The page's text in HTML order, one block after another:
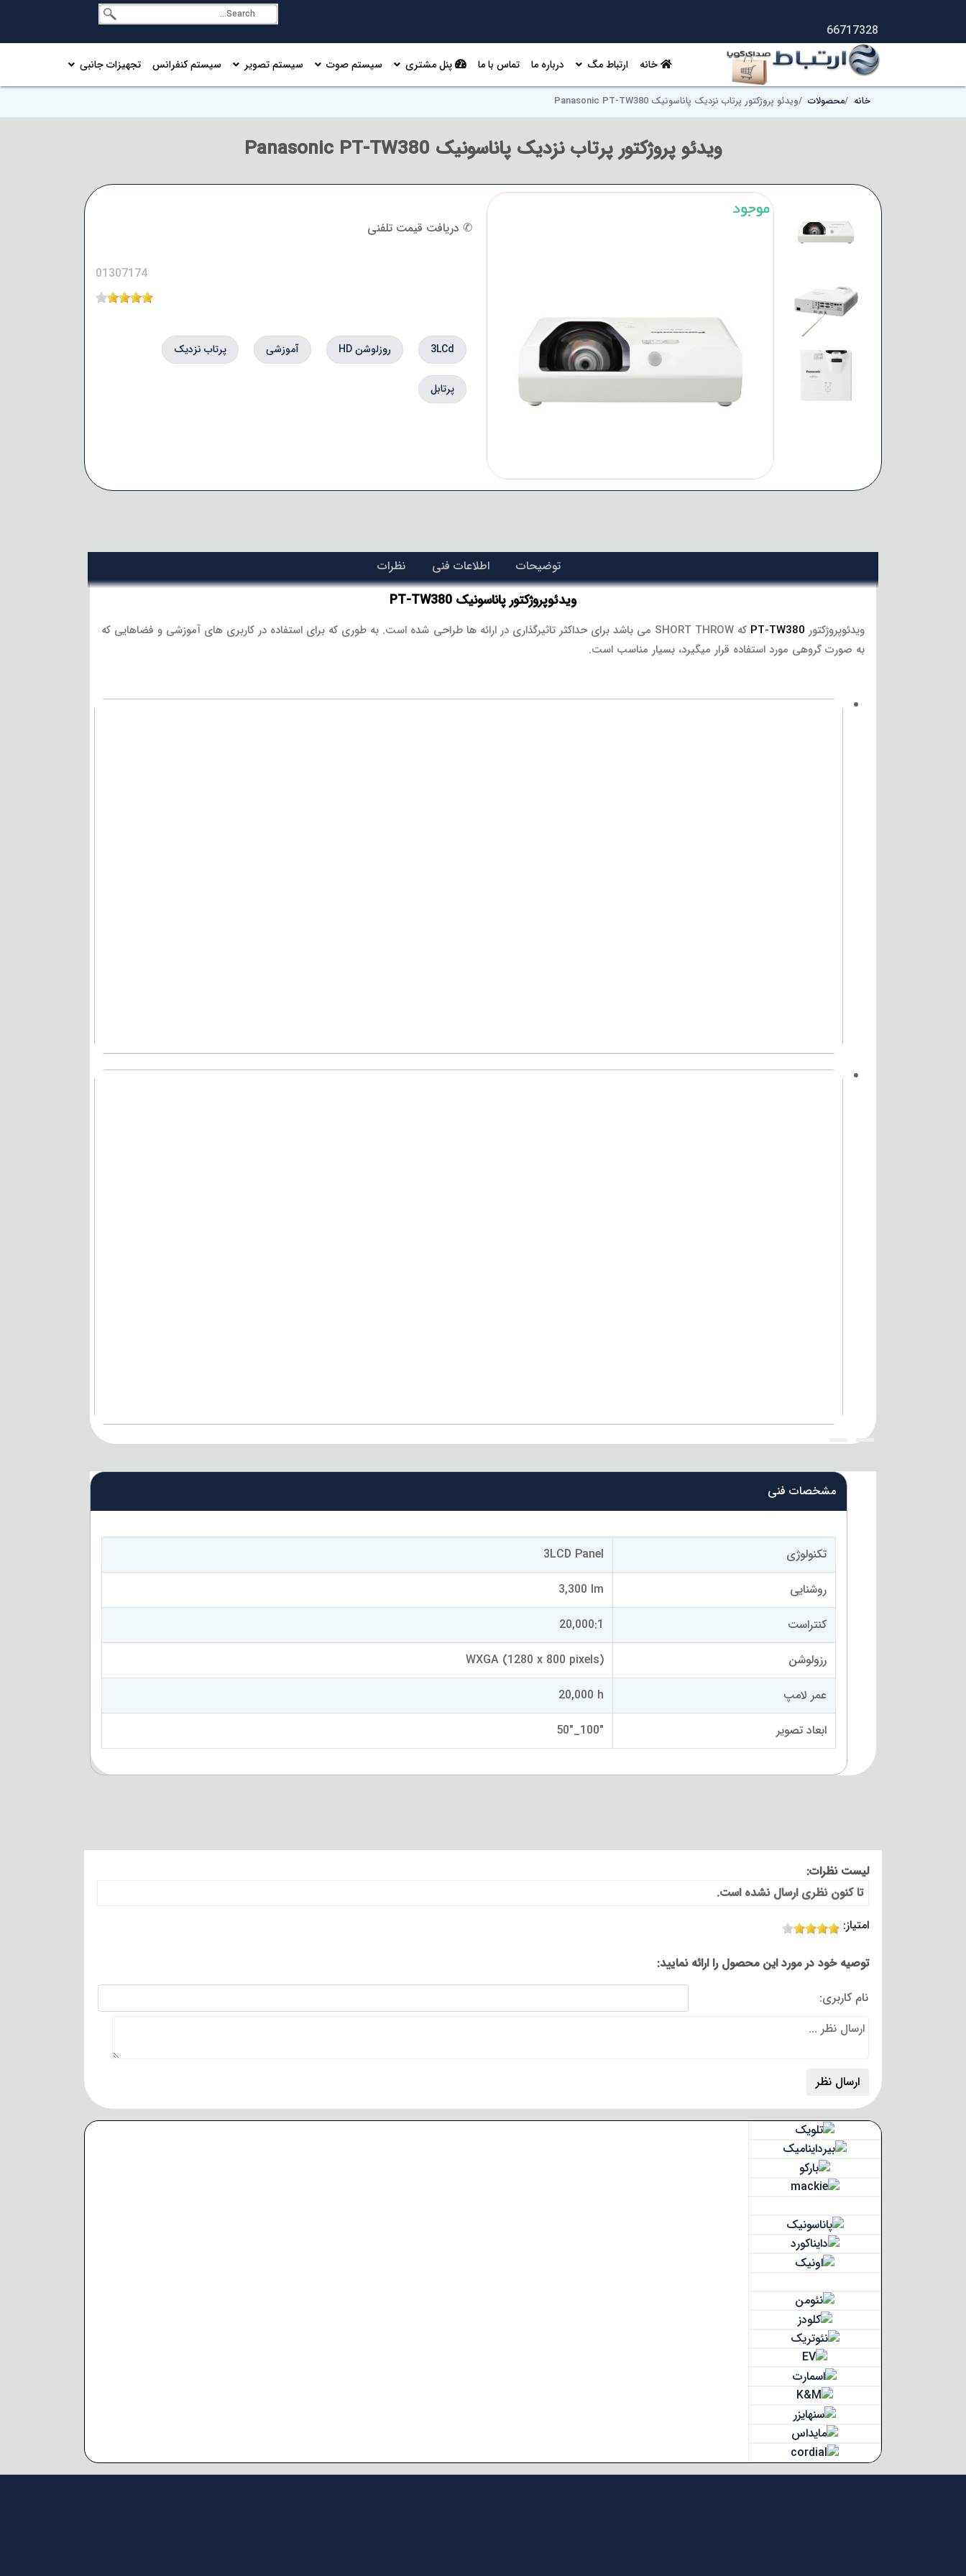
66717328
خانه ارتباط مگ درباره ما تماس با ما پنل مشتری سیستم صوت سیستم تصویر سیستم کنفرانس تجهیزات جانبی
خانه محصولات ویدئو پروژکتور پرتاب نزدیک پاناسونیک Panasonic PT-TW380
ویدئو پروژکتور پرتاب نزدیک پاناسونیک Panasonic PT-TW380
✆ دریافت قیمت تلفنی
01307174
3LCd روزلوشن HD آموزشی پرتاب نزدیک
پرتابل
توضیحات اطلاعات فنی نظرات
ویدئوپروژکتور پاناسونیک PT-TW380
ویدئوپروژکتور PT-TW380
که SHORT THROW می باشد برای حداکثر تاثیرگذاری در ارائه ها طراحی شده است. به طوری که برای استفاده در کاربری های آموزشی و فضاهایی که
به صورت گروهی مورد استفاده قرار میگیرد، بسیار مناسب است.
{title}
{title}
مشخصات فنی
تکنولوژی
3LCD Panel
روشنایی
3,300 lm
کنتراست
20,000:1
رزولوشن
WXGA (1280 x 800 pixels)
عمر لامپ
20,000 h
ابعاد تصویر
"100_"50
لیست نظرات:
تا کنون نظری ارسال نشده است.
امتیاز:
توصیه خود در مورد این محصول را ارائه نمایید:
نام کاربری: